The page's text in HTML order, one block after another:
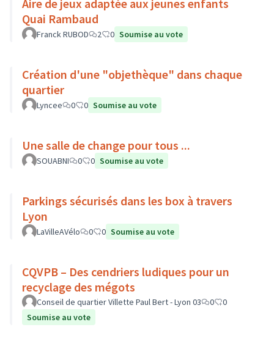
Aire de jeux adaptée aux jeunes enfants
Quai Rambaud
Franck RUBOD 2 0 Soumise au vote
Création d'une "objethèque" dans chaque
quartier
Lyncee 0 0 Soumise au vote
Une salle de change pour tous ...
SOUABNI 0 0 Soumise au vote
Parkings sécurisés dans les box à travers
Lyon
LaVilleAVélo 0 0 Soumise au vote
CQVPB – Des cendriers ludiques pour un
recyclage des mégots
Conseil de quartier Villette Paul Bert - Lyon 03 0
0
Soumise au vote